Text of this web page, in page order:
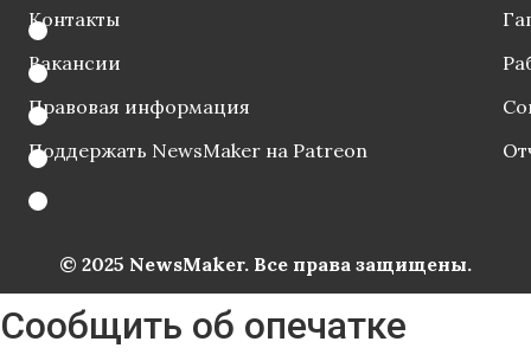
Контакты
Вакансии
Правовая информация
Поддержать NewsMaker на Patreon
© 2025 NewsMaker. Все права защищены.
Сообщить об опечатке